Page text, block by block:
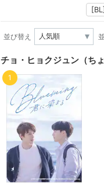
並び替え
チョ・ヒョクジュン（ち
1